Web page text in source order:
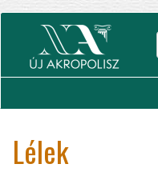
tartalomra
Lélek